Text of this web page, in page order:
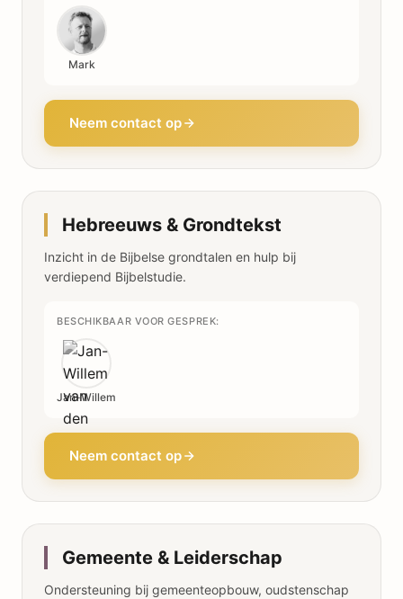
Mark
Neem contact op
Hebreeuws & Grondtekst
Inzicht in de Bijbelse grondtalen en hulp bij
verdiepend Bijbelstudie.
BESCHIKBAAR VOOR GESPREK:
Jan-Willem
Neem contact op
Gemeente & Leiderschap
Ondersteuning bij gemeenteopbouw, oudstenschap